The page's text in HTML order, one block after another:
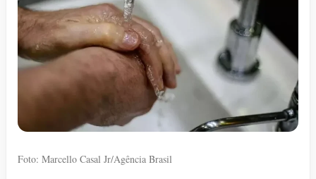
Foto: Marcello Casal Jr/Agência Brasil